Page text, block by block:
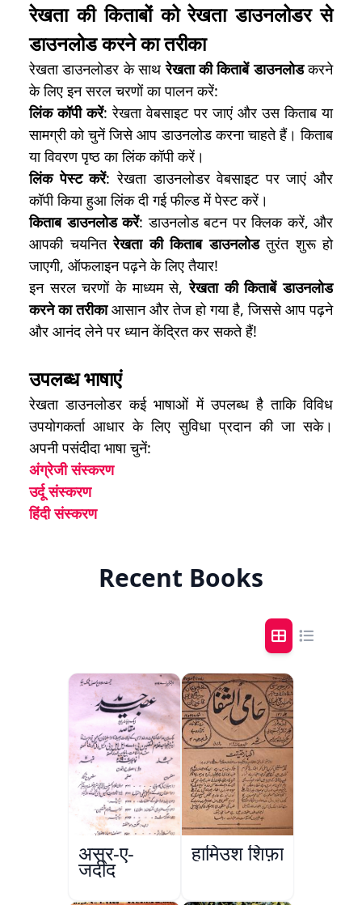
रेखता की किताबों को रेखता डाउनलोडर से
डाउनलोड करने का तरीका
रेखता डाउनलोडर के साथरेखता की किताबें डाउनलोडकरने
के लिए इन सरल चरणों का पालन करें:
लिंक कॉपी करें: रेखता वेबसाइट पर जाएं और उस किताब या
सामग्री को चुनें जिसे आप डाउनलोड करना चाहते हैं। किताब
या विवरण पृष्ठ का लिंक कॉपी करें।
लिंक पेस्ट करें: रेखता डाउनलोडर वेबसाइट पर जाएं और
कॉपी किया हुआ लिंक दी गई फील्ड में पेस्ट करें।
किताब डाउनलोड करें: डाउनलोड बटन पर क्लिक करें, और
आपकी चयनितरेखता की किताब डाउनलोडतुरंत शुरू हो
जाएगी, ऑफलाइन पढ़ने के लिए तैयार!
इन सरल चरणों के माध्यम से,रेखता की किताबें डाउनलोड
करने का तरीकाआसान और तेज हो गया है, जिससे आप पढ़ने
और आनंद लेने पर ध्यान केंद्रित कर सकते हैं!
उपलब्ध भाषाएं
रेखता डाउनलोडर कई भाषाओं में उपलब्ध है ताकि विविध
उपयोगकर्ता आधार के लिए सुविधा प्रदान की जा सके।
अपनी पसंदीदा भाषा चुनें:
अंग्रेजी संस्करण
उर्दू संस्करण
हिंदी संस्करण
Recent Books
अस्र-ए-
जदीद
हामिउश शिफ़ा